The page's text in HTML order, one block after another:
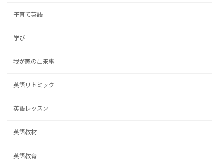
子育て英語
学び
我が家の出来事
英語リトミック
英語レッスン
英語教材
英語教育